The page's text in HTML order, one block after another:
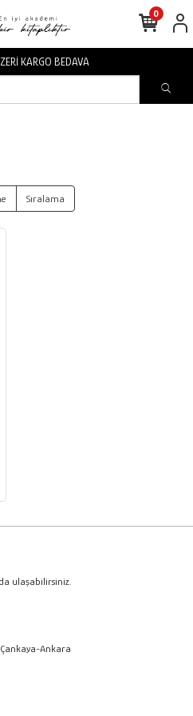
KARGO BEDAVA
0
Sıralama
ulaşabilirsiniz.
Çankaya-Ankara